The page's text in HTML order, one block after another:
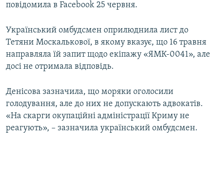
повідомила в Facebook 25 червня.
Український омбудсмен оприлюднила лист до
Тетяни Москалькової, в якому вказує, що 16 травня
направляла їй запит щодо екіпажу «ЯМК-0041», але
досі не отримала відповідь.
Денісова зазначила, що моряки оголосили
голодування, але до них не допускають адвокатів.
«На скарги окупаційні адміністрації Криму не
реагують», – зазначила український омбудсмен.